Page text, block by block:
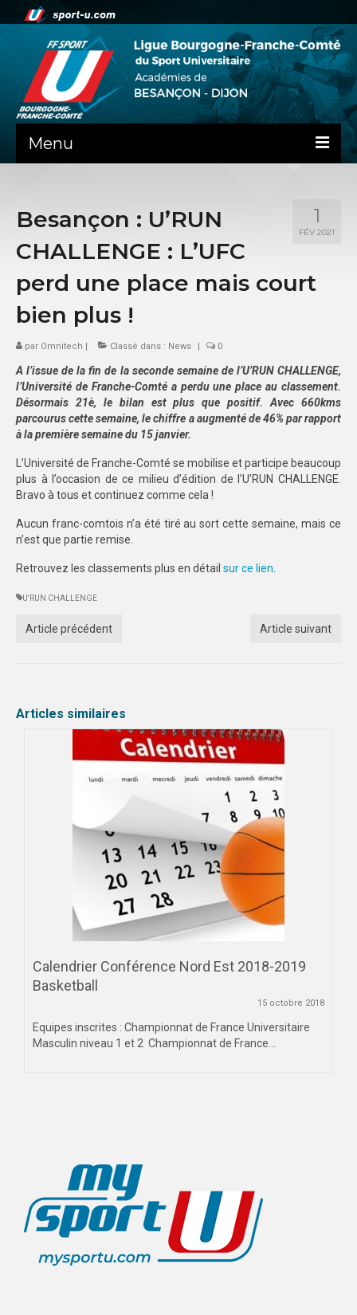
Menu
PRÉSENTATION
PEPS DIJON
ADMINISTRATIF
BESANÇON
DIJON
SPORTS CO
BESANÇON
SPORTS IND
DIJON
BESANÇON
VIDÉOTHÈQUE
LOGOTHÈQUE
AFFICHES
PARTENAIRES
1
FÉV 2021
Besançon : U’RUN
CHALLENGE : L’UFC
perd une place mais court
bien plus !
par Omnitech | Classé dans : News | 0
A l’issue de la fin de la seconde semaine de l’U’RUN CHALLENGE,
l’Université de Franche-Comté a perdu une place au classement.
Désormais 21è, le bilan est plus que positif. Avec 660kms
parcourus cette semaine, le chiffre a augmenté de 46% par rapport
à la première semaine du 15 janvier.
L’Université de Franche-Comté se mobilise et participe beaucoup
plus à l’occasion de ce milieu d’édition de l’U’RUN CHALLENGE.
Bravo à tous et continuez comme cela !
Aucun franc-comtois n’a été tiré au sort cette semaine, mais ce
n’est que partie remise.
Retrouvez les classements plus en détail sur ce lien
U'RUN CHALLENGE
Article précédent Article suivant
Articles similaires
Calendrier Conférence Nord Est 2018-2019
Basketball
15 octobre 2018
Equipes inscrites : Championnat de France Universitaire
Masculin niveau 1 et 2 Championnat de France...